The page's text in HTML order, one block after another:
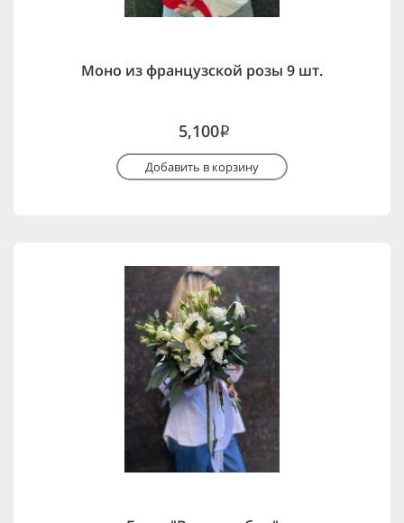
Моно из французской розы 9 шт.
5,100i
Добавить в корзину